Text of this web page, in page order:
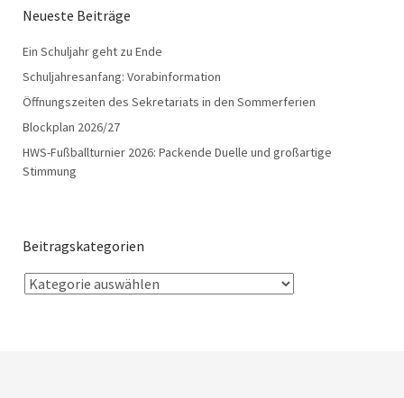
Neueste Beiträge
Ein Schuljahr geht zu Ende
Schuljahresanfang: Vorabinformation
Öffnungszeiten des Sekretariats in den Sommerferien
Blockplan 2026/27
HWS-Fußballturnier 2026: Packende Duelle und großartige
Stimmung
Beitragskategorien